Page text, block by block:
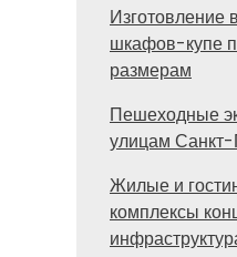
Изготовление
шкафов-купе
размерам
Пешеходные
улицам Санкт-
Жилые и
комплексы